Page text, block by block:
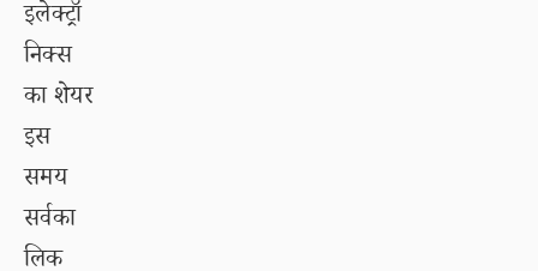
इलेक्ट्रॉ
निक्स
का शेयर
इस
समय
सर्वका
लिक